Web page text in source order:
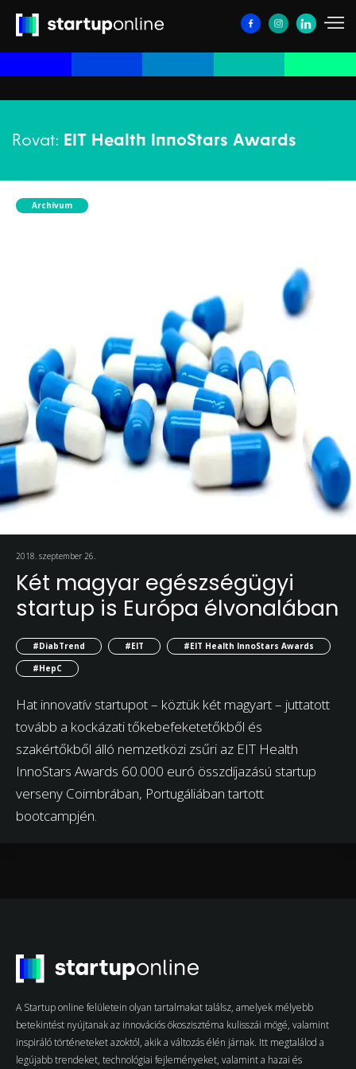
Rovat: EIT Health InnoStars Awards
Archívum
2018. szeptember 26.
Két magyar egészségügyi
startup is Európa élvonalában
#DiabTrend #EIT
#EIT Health InnoStars Awards
#HepC
Hat innovatív startupot – köztük két magyart – juttatott
tovább a kockázati tőkebefeketetőkből és
szakértőkből álló nemzetközi zsűri az EIT Health
InnoStars Awards 60.000 euró összdíjazású startup
verseny Coimbrában, Portugáliában tartott
bootcampjén.
A Startup online felületein olyan tartalmakat találsz, amelyek mélyebb
betekintést nyújtanak az innovációs ökoszisztéma kulisszái mögé, valamint
inspiráló történeteket azoktól, akik a változás élén járnak. Itt megtalálod a
legújabb trendeket, technológiai fejleményeket, valamint a hazai és